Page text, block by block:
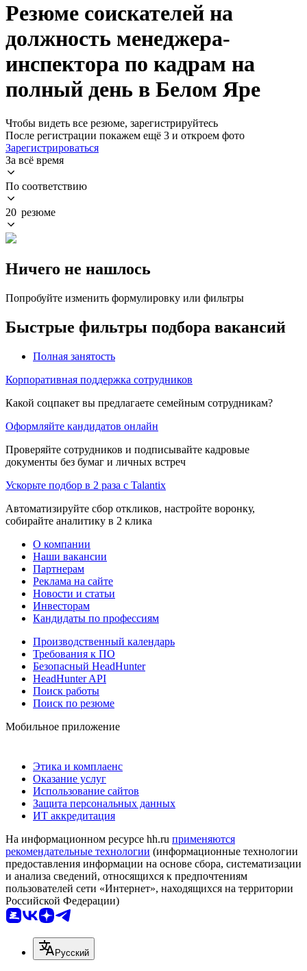
Резюме соискателей на
должность менеджера-
инспектора по кадрам на
полный день в Белом Яре
Чтобы видеть все резюме, зарегистрируйтесь
После регистрации покажем ещё 3 и откроем фото
Зарегистрироваться
За всё время
По соответствию
20 резюме
Ничего не нашлось
Попробуйте изменить формулировку или фильтры
Быстрые фильтры подбора вакансий
Полная занятость
Корпоративная поддержка сотрудников
Какой соцпакет вы предлагаете семейным сотрудникам?
Оформляйте кандидатов онлайн
Проверяйте сотрудников и подписывайте кадровые
документы без бумаг и личных встреч
Ускорьте подбор в 2 раза с Talantix
Автоматизируйте сбор откликов, настройте воронку,
собирайте аналитику в 2 клика
О компании
Наши вакансии
Партнерам
Реклама на сайте
Новости и статьи
Инвесторам
Кандидаты по профессиям
Производственный календарь
Требования к ПО
Безопасный HeadHunter
HeadHunter API
Поиск работы
Поиск по резюме
Мобильное приложение
Этика и комплаенс
Оказание услуг
Использование сайтов
Защита персональных данных
ИТ аккредитация
На информационном ресурсе hh.ru применяются
рекомендательные технологии (информационные технологии
предоставления информации на основе сбора, систематизации
и анализа сведений, относящихся к предпочтениям
пользователей сети «Интернет», находящихся на территории
Российской Федерации)
Русский